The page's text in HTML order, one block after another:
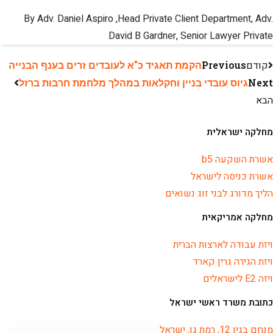
By Adv. Daniel Aspiro ,Head Private Client Department, Adv.
David B Gardner, Senior Lawyer Private
קודםPreviousהקמת תאגיד כ"א לעובדים זרים בענף הבנייה
Nextגיוס עובדי בניין וחקלאות במהלך מלחמת חרבות ברזל
הבא
מחלקה ישראלית
אשרת השקעה b5
אשרת כניסה לישראל
הליך מדורג לבני זוג נשואים
מחלקה אמריקאית
ויזת עבודה לארצות הברית
ויזת הגירה גרין קארד
ויזה E2 לישראלים
כתובת משרד ראשי ישראל
מנחם בגין 12, רמת גן, ישראל